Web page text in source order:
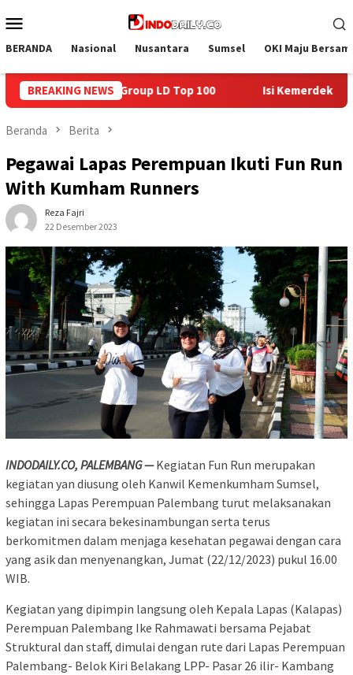
ke
Mobile
BERANDA Nasional Nusantara Sumsel OKI Maju
BREAKING NEWS
Isi Kemerdekaan dengan Kepedulian, Lapas Sekayu
Beranda Berita
Pegawai Lapas Perempuan Ikuti Fun Run
With Kumham Runners
Reza Fajri
22 Desember 2023
INDODAILY.CO, PALEMBANG —Kegiatan Fun Run merupakan
kegiatan yan diusung oleh Kanwil Kemenkumham Sumsel,
sehingga Lapas Perempuan Palembang turut melaksanakan
kegiatan ini secara bekesinambungan serta terus
berkomitmen dalam menjaga kesehatan pegawai dengan cara
yang asik dan menyenangkan, Jumat (22/12/2023) pukul 16.00
WIB.
Kegiatan yang dipimpin langsung oleh Kepala Lapas (Kalapas)
Perempuan Palembang Ike Rahmawati bersama Pejabat
Struktural dan staff, dimulai dengan rute dari Lapas Perempuan
Palembang- Belok Kiri Belakang LPP- Pasar 26 ilir- Kambang